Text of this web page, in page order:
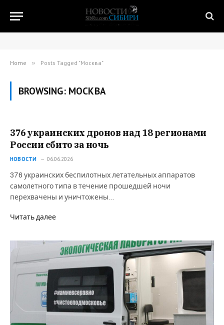
Home » Posts Tagged "Москва"
BROWSING: МОСКВА
376 украинских дронов над 18 регионами
России сбито за ночь
НОВОСТИ 06.06.2026
376 украинских беспилотных летательных аппаратов
самолетного типа в течение прошедшей ночи
перехвачены и уничтожены…
Читать далее